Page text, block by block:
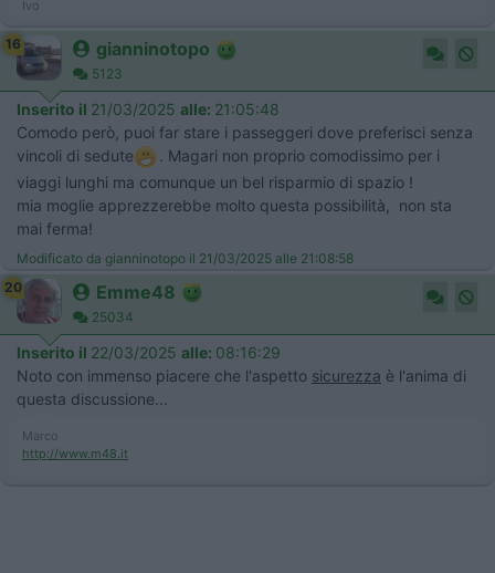
Ivo
16 gianninotopo
5123
Inserito il 21/03/2025 alle: 21:05:48
Comodo però, puoi far stare i passeggeri dove preferisci senza
vincoli di sedute
. Magari non proprio comodissimo per i
viaggi lunghi ma comunque un bel risparmio di spazio !
mia moglie apprezzerebbe molto questa possibilità, non sta
mai ferma!
Modificato da gianninotopo il 21/03/2025 alle 21:08:58
20
Emme48
25034
Inserito il 22/03/2025 alle: 08:16:29
Noto con immenso piacere che l'aspetto sicurezza è l'anima di
questa discussione...
Marco
http://www.m48.it